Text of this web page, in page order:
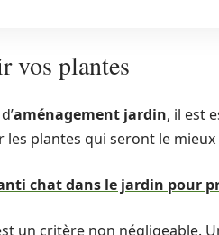
vos plantes
aménagement jardin, il est
plantes qui seront le
chat dans le jardin pour
un critère non négligeable.